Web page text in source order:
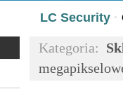
LC Security ·
Kategoria: